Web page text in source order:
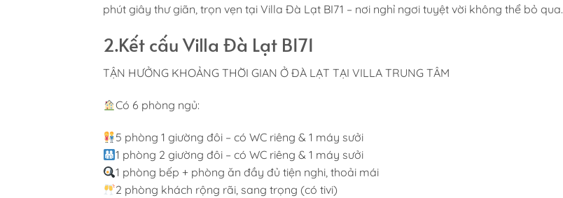
phút giây thư giãn, trọn vẹn tại Villa Đà Lạt BI71 – nơi nghỉ ngơi tuyệt vời không thể bỏ qua.
2.Kết cấu Villa Đà Lạt BI71
TẬN HƯỞNG KHOẢNG THỜI GIAN Ở ĐÀ LẠT TẠI VILLA TRUNG TÂM
Có 6 phòng ngủ:
5 phòng 1 giường đôi – có WC riêng & 1 máy sưởi
1 phòng 2 giường đôi – có WC riêng & 1 máy sưởi
1 phòng bếp + phòng ăn đầy đủ tiện nghi, thoải mái
2 phòng khách rộng rãi, sang trọng (có tivi)